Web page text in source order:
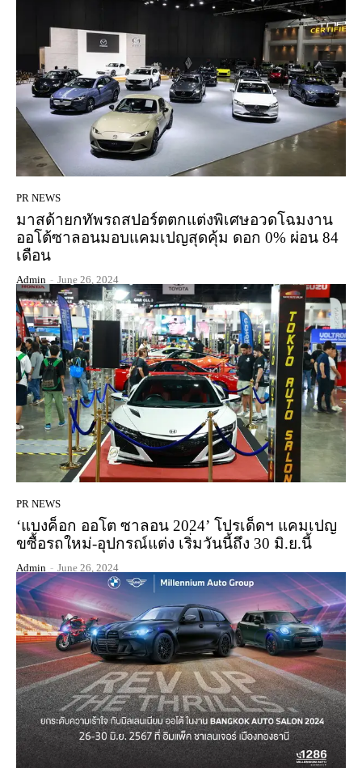
PR NEWS
มาสด้ายกทัพรถสปอร์ตตกแต่งพิเศษอวดโฉมงาน
ออโต้ซาลอนมอบแคมเปญสุดคุ้ม ดอก 0% ผ่อน 84
เดือน
Admin - June 26, 2024
PR NEWS
‘แบงค็อก ออโต ซาลอน 2024’ โปรเด็ดฯ แคมเปญ
ขซื้อรถใหม่-อุปกรณ์แต่ง เริ่มวันนี้ถึง 30 มิ.ย.นี้
Admin - June 26, 2024